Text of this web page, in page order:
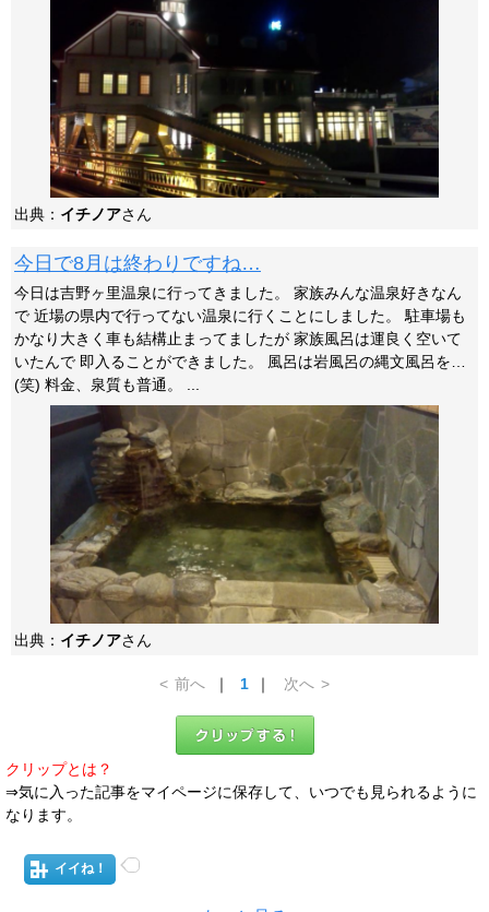
出典： イチノアさん
今日で8月は終わりですね…
今日は吉野ヶ里温泉に行ってきました。 家族みんな温泉好きなん
で 近場の県内で行ってない温泉に行くことにしました。 駐車場も
かなり大きく車も結構止まってましたが 家族風呂は運良く空いて
いたんで 即入ることができました。 風呂は岩風呂の縄文風呂を…
(笑) 料金、泉質も普通。 ...
出典： イチノアさん
< 前へ ｜ 1 ｜ 次へ >
クリップとは？
⇒気に入った記事をマイページに保存して、いつでも見られるように
なります。
イイね！